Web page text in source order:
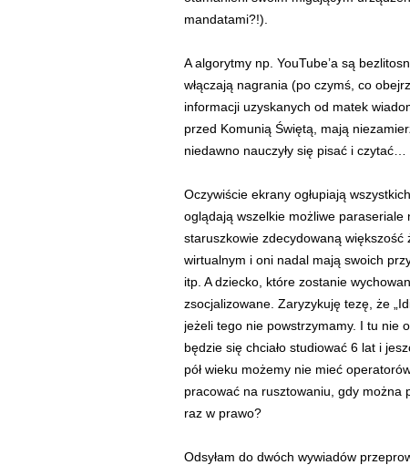
mandatami?!).
A algorytmy np. YouTube’a są
włączają nagrania (po czymś, co
informacji uzyskanych od matek
przed Komunią Świętą, mają
niedawno nauczyły się pisać i czytać…
Oczywiście ekrany ogłupiają
oglądają wszelkie możliwe
staruszkowie zdecydowaną
wirtualnym i oni nadal mają swoich
itp. A dziecko, które zostanie
zsocjalizowane. Zaryzykuję tezę, że
jeżeli tego nie powstrzymamy. I tu nie
będzie się chciało studiować 6 lat i
pół wieku możemy nie mieć
pracować na rusztowaniu, gdy można
raz w prawo?
Odsyłam do dwóch wywiadów